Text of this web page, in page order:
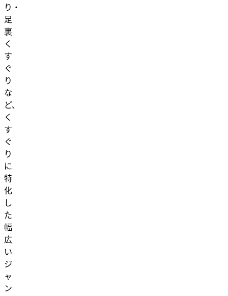
り・
足
裏
く
す
ぐ
り
な
ど、
く
す
ぐ
り
に
特
化
し
た
幅
広
い
ジ
ャ
ン